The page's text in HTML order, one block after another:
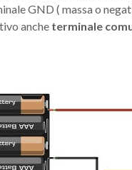
GND ( massa o
anche terminale